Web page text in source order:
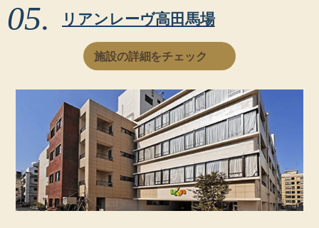
リアンレーヴ高田馬場
施設の詳細をチェック